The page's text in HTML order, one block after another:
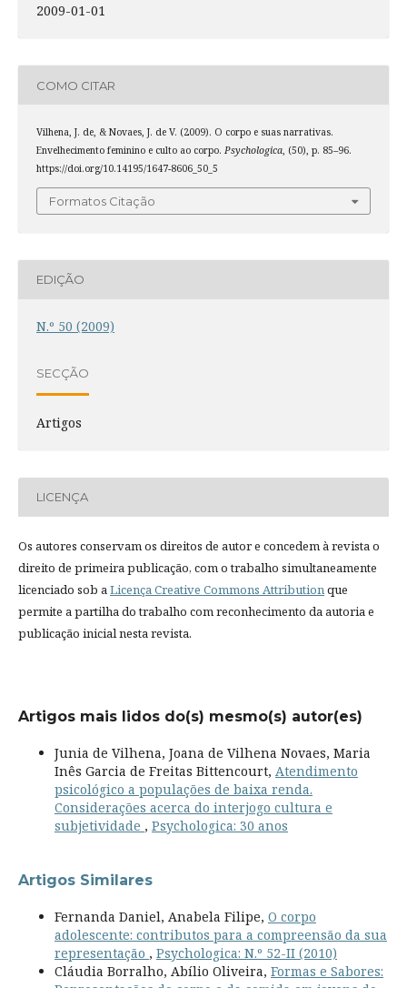
2009-01-01
COMO CITAR
Vilhena, J. de, & Novaes, J. de V. (2009). O corpo e suas narrativas.
Envelhecimento feminino e culto ao corpo. Psychologica, (50), p. 85–96.
https://doi.org/10.14195/1647-8606_50_5
Formatos Citação
EDIÇÃO
N.º 50 (2009)
SECÇÃO
Artigos
LICENÇA
Os autores conservam os direitos de autor e concedem à revista o
direito de primeira publicação, com o trabalho simultaneamente
licenciado sob aLicença Creative Commons Attributionque
permite a partilha do trabalho com reconhecimento da autoria e
publicação inicial nesta revista.
Artigos mais lidos do(s) mesmo(s) autor(es)
Junia de Vilhena, Joana de Vilhena Novaes, Maria
Inês Garcia de Freitas Bittencourt, Atendimento
psicológico a populações de baixa renda.
Considerações acerca do interjogo cultura e
subjetividade , Psychologica: 30 anos
Artigos Similares
Fernanda Daniel, Anabela Filipe, O corpo
adolescente: contributos para a compreensão da sua
representação , Psychologica: N.º 52-II (2010)
Cláudia Borralho, Abílio Oliveira, Formas e Sabores: